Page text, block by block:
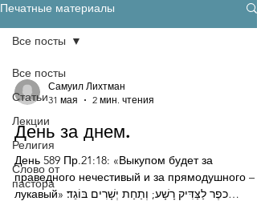
Печатные материалы
Все посты
Статьи
Лекции
Религия
Слово от
пастора
Все посты
Самуил Лихтман
31 мая
2 мин. чтения
День за днем.
День 589 Пр.21:18: «Выкупом будет за
праведного нечестивый и за прямодушного –
лукавый» כפֶר לַצַּדִּיק רָשָׁע; וְתַחַת יְשָׁרִים בּוֹגֵד׃